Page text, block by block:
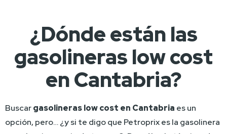
¿Dónde están las
gasolineras low cost
en Cantabria?
Buscar gasolineras low cost en Cantabria es un
opción, pero… ¿y si te digo que Petroprix es la gasolinera